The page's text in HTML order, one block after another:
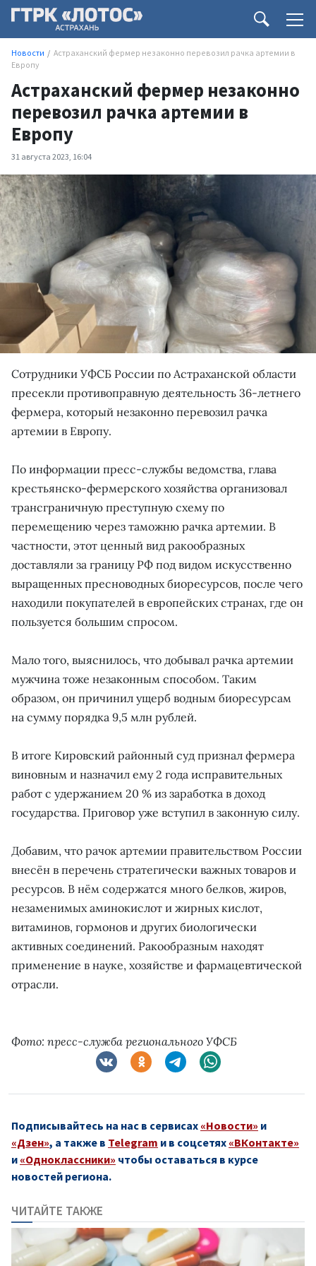
Новости
Астраханский фермер незаконно перевозил рачка артемии в
Европу
Астраханский фермер незаконно
перевозил рачка артемии в
Европу
31 августа 2023, 16:04
Сотрудники УФСБ России по Астраханской области
пресекли противоправную деятельность 36-летнего
фермера, который незаконно перевозил рачка
артемии в Европу.
По информации пресс-службы ведомства, глава
крестьянско-фермерского хозяйства организовал
трансграничную преступную схему по
перемещению через таможню рачка артемии. В
частности, этот ценный вид ракообразных
доставляли за границу РФ под видом искусственно
выращенных пресноводных биоресурсов, после чего
находили покупателей в европейских странах, где он
пользуется большим спросом.
Мало того, выяснилось, что добывал рачка артемии
мужчина тоже незаконным способом. Таким
образом, он причинил ущерб водным биоресурсам
на сумму порядка 9,5 млн рублей.
В итоге Кировский районный суд признал фермера
виновным и назначил ему 2 года исправительных
работ с удержанием 20 % из заработка в доход
государства. Приговор уже вступил в законную силу.
Добавим, что рачок артемии правительством России
внесён в перечень стратегически важных товаров и
ресурсов. В нём содержатся много белков, жиров,
незаменимых аминокислот и жирных кислот,
витаминов, гормонов и других биологически
активных соединений. Ракообразным находят
применение в науке, хозяйстве и фармацевтической
отрасли.
Фото: пресс-служба регионального УФСБ
Подписывайтесь на нас в сервисах «Новости» и
«Дзен», а также в Telegram и в соцсетях «ВКонтакте»
и «Одноклассники» чтобы оставаться в курсе
новостей региона.
ЧИТАЙТЕ ТАКЖЕ